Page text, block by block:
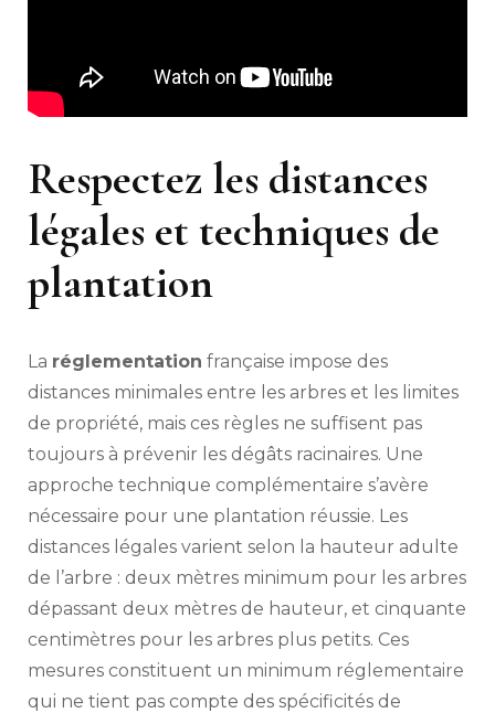
Respectez les distances
légales et techniques de
plantation
La réglementation française impose des
distances minimales entre les arbres et les limites
de propriété, mais ces règles ne suffisent pas
toujours à prévenir les dégâts racinaires. Une
approche technique complémentaire s’avère
nécessaire pour une plantation réussie. Les
distances légales varient selon la hauteur adulte
de l’arbre : deux mètres minimum pour les arbres
dépassant deux mètres de hauteur, et cinquante
centimètres pour les arbres plus petits. Ces
mesures constituent un minimum réglementaire
qui ne tient pas compte des spécificités de